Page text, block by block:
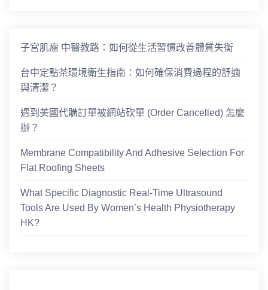
子宮肌瘤 中醫教路：如何從生活習慣改善體質失衡
台中定點茶環境衛生指南：如何確保消費過程的舒適
與清潔？
遇到美國代購訂單被網站砍單 (Order Cancelled) 怎麼
辦？
Membrane Compatibility And Adhesive Selection For
Flat Roofing Sheets
What Specific Diagnostic Real-Time Ultrasound
Tools Are Used By Women’s Health Physiotherapy
HK?